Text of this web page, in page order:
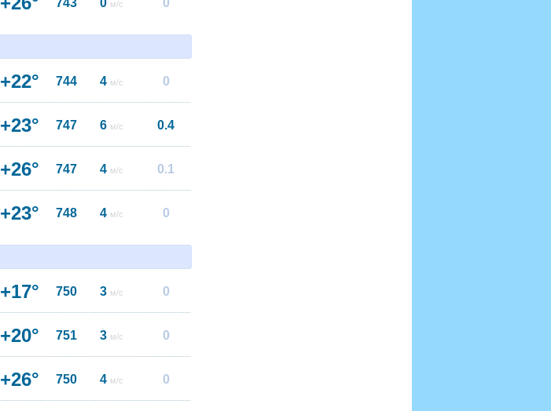
743 0 м/с 0
+22° 744 4 м/с 0
+23° 747 6 м/с 0.4
+26° 747 4 м/с 0.1
+23° 748 4 м/с 0
+17° 750 3 м/с 0
+20° 751 3 м/с 0
+26° 750 4 м/с 0